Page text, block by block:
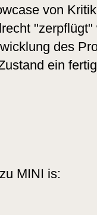
von
des
ein
MINI is: